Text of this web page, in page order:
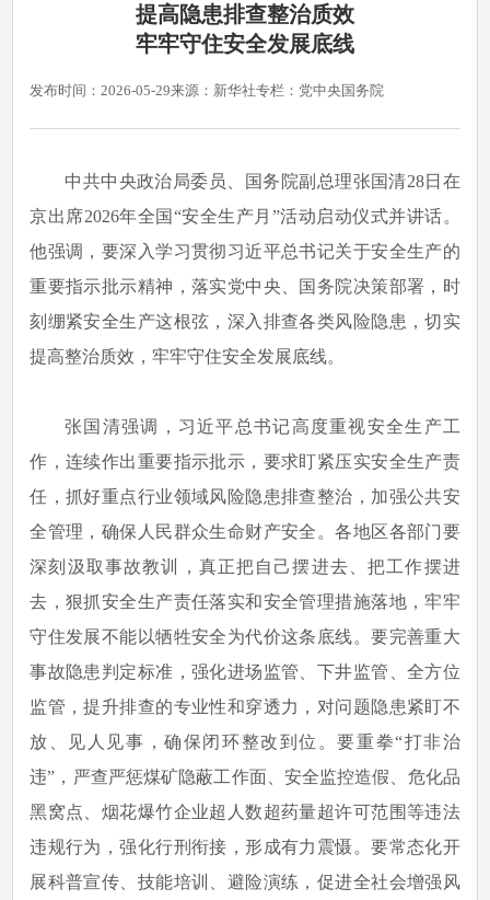
提高隐患排查整治质效
牢牢守住安全发展底线
发布时间：2026-05-29来源：新华社专栏：党中央国务院
中共中央政治局委员、国务院副总理张国清28日在
京出席2026年全国“安全生产月”活动启动仪式并讲话。
他强调，要深入学习贯彻习近平总书记关于安全生产的
重要指示批示精神，落实党中央、国务院决策部署，时
刻绷紧安全生产这根弦，深入排查各类风险隐患，切实
提高整治质效，牢牢守住安全发展底线。
张国清强调，习近平总书记高度重视安全生产工
作，连续作出重要指示批示，要求盯紧压实安全生产责
任，抓好重点行业领域风险隐患排查整治，加强公共安
全管理，确保人民群众生命财产安全。各地区各部门要
深刻汲取事故教训，真正把自己摆进去、把工作摆进
去，狠抓安全生产责任落实和安全管理措施落地，牢牢
守住发展不能以牺牲安全为代价这条底线。要完善重大
事故隐患判定标准，强化进场监管、下井监管、全方位
监管，提升排查的专业性和穿透力，对问题隐患紧盯不
放、见人见事，确保闭环整改到位。要重拳“打非治
违”，严查严惩煤矿隐蔽工作面、安全监控造假、危化品
黑窝点、烟花爆竹企业超人数超药量超许可范围等违法
违规行为，强化行刑衔接，形成有力震慑。要常态化开
展科普宣传、技能培训、避险演练，促进全社会增强风